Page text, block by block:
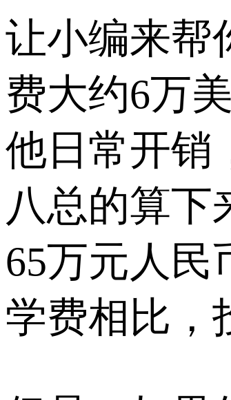
让小编来帮
费大约6万
他日常开销
八总的算下
65万元人民
学费相比，